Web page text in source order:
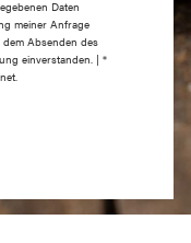
Daten
meiner Anfrage
Absenden des
einverstanden. | *